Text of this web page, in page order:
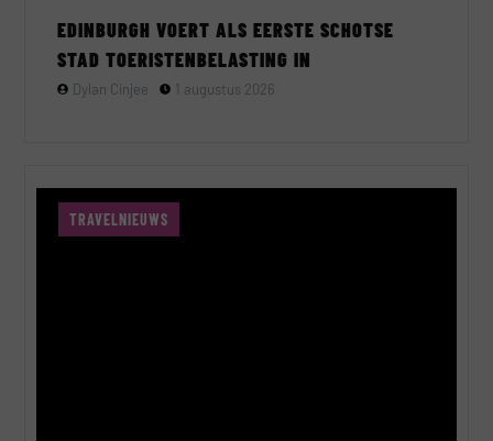
EDINBURGH VOERT ALS EERSTE SCHOTSE
STAD TOERISTENBELASTING IN
Dylan Cinjee 1 augustus 2026
TRAVELNIEUWS